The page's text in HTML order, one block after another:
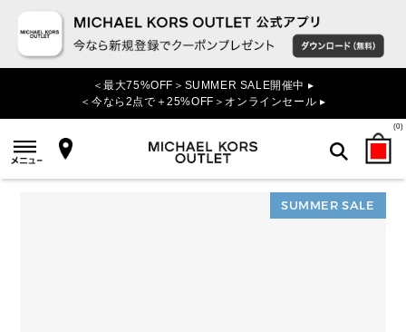
＜最大75%OFF＞SUMMER SALE開催中 ▸
＜今なら2点で＋25%OFF＞オンラインセール ▸
(0)
検索
SUMMER SALE